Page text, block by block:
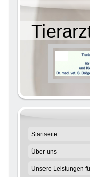
Startseite
Über uns
Unsere Leistungen